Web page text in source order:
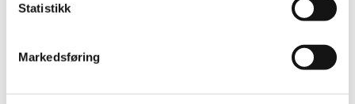
Statistikk
Markedsføring
Batterivann 5ltr (destillert)
Legg i handlekurv